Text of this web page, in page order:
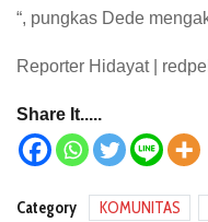
“, pungkas Dede
Reporter Hidayat |
Share It.....
Category KOMUNITAS